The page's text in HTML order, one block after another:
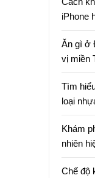
iPhone
Ăn gì ở
vị miền
Tìm
loại
Khám
nhiên
Chế độ